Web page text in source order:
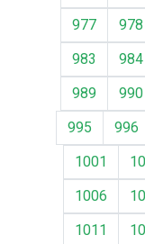
977
978
983
984
989
990
995
996
1001
1006
1011